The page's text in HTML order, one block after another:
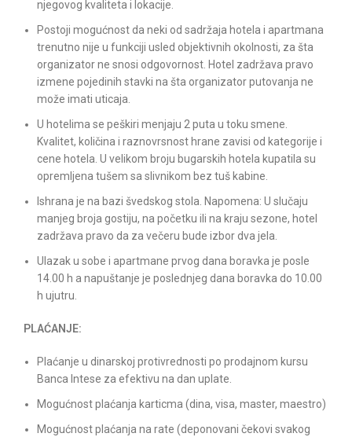
njegovog kvaliteta i lokacije.
Postoji mogućnost da neki od sadržaja hotela i apartmana
trenutno nije u funkciji usled objektivnih okolnosti, za šta
organizator ne snosi odgovornost. Hotel zadržava pravo
izmene pojedinih stavki na šta organizator putovanja ne
može imati uticaja.
U hotelima se peškiri menjaju 2 puta u toku smene.
Kvalitet, količina i raznovrsnost hrane zavisi od kategorije i
cene hotela. U velikom broju bugarskih hotela kupatila su
opremljena tušem sa slivnikom bez tuš kabine.
Ishrana je na bazi švedskog stola. Napomena: U slučaju
manjeg broja gostiju, na početku ili na kraju sezone, hotel
zadržava pravo da za večeru bude izbor dva jela.
Ulazak u sobe i apartmane prvog dana boravka je posle
14.00 h a napuštanje je poslednjeg dana boravka do 10.00
h ujutru.
PLAĆANJE:
Plaćanje u dinarskoj protivrednosti po prodajnom kursu
Banca Intese za efektivu na dan uplate.
Mogućnost plaćanja karticma (dina, visa, master, maestro)
Mogućnost plaćanja na rate (deponovani čekovi svakog